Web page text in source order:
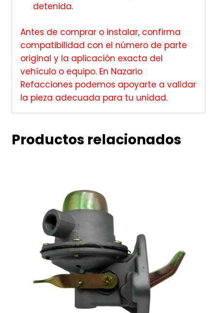
detenida.
Antes de comprar o instalar, confirma
compatibilidad con el número de parte
original y la aplicación exacta del
vehículo o equipo. En Nazario
Refacciones podemos apoyarte a validar
la pieza adecuada para tu unidad.
Productos relacionados